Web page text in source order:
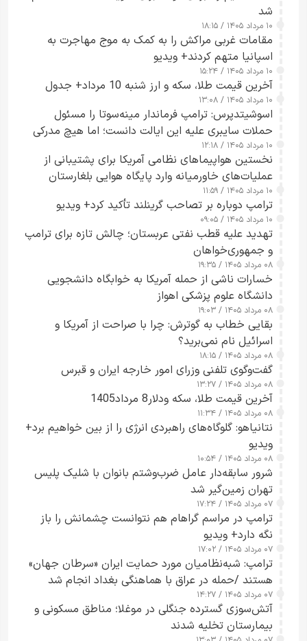
شد
۱۰ مرداد ۱۴۰۵ / ۱۸:۱۵
مقامات غربی مراکش را به کمک به موج مهاجرت به
اسپانیا متهم کردند+ ویدیو
۱۰ مرداد ۱۴۰۵ / ۱۵:۲۴
آخرین قیمت طلا، سکه و ارز شنبه 10 مرداد+ جدول
۱۰ مرداد ۱۴۰۵ / ۱۳:۰۸
اسوشیتدپرس: ترامپ فرماندار مینه‌سوتا را مسئول
حملات سایبری علیه این ایالت دانست؛ اما هیچ مدرکی
ارائه نکرد
۱۰ مرداد ۱۴۰۵ / ۱۲:۱۸
نخستین هواپیماهای نظامی آمریکا برای پشتیبانی از
عملیات‌های خاورمیانه وارد پایگاه هوایی بلغارستان
شدند
۱۰ مرداد ۱۴۰۵ / ۱۱:۵۹
ترامپ دوباره بر تصاحب گرینلند تأکید کرد+ ویدیو
۱۰ مرداد ۱۴۰۵ / ۰۹:۰۵
تهدید علیه قطب نفتی عربستان؛ چالش تازه برای ترامپ
و جمهوری‌خواهان
۰۸ مرداد ۱۴۰۵ / ۱۹:۳۵
خسارات ناشی از حمله آمریکا به خوابگاه دانشجویی
دانشگاه علوم پزشکی اهواز
۰۸ مرداد ۱۴۰۵ / ۱۹:۰۳
بقایی خطاب به گوترش: چرا با صراحت از آمریکا و
اسرائیل نام نمی‌برید؟
۰۸ مرداد ۱۴۰۵ / ۱۸:۱۵
گفت‌وگوی تلفنی وزرای امور خارجه ایران و قبرس
۰۸ مرداد ۱۴۰۵ / ۱۳:۲۷
آخرین قیمت طلا، سکه ودلار8 مرداد1405
۰۸ مرداد ۱۴۰۵ / ۱۱:۳۴
نتانیاهو: گلوگاه‌های راهبردی انرژی را از بین خواهیم برد+
ویدیو
۰۸ مرداد ۱۴۰۵ / ۱۰:۵۴
شرور سابقه‌دار عامل ضرب‌وشتم بانوان با شلیک پلیس
تهران زمین‌گیر شد
۰۷ مرداد ۱۴۰۵ / ۱۷:۲۴
ترامپ در مراسم گراهام هم نتوانست چشمانش را باز
نگه دارد+ ویدیو
۰۷ مرداد ۱۴۰۵ / ۱۷:۰۲
ترامپ: شبه‌نظامیان مورد حمایت ایران «سرطان جهان»
هستند /حمله در عراق با هماهنگی بغداد انجام شد
۰۷ مرداد ۱۴۰۵ / ۱۴:۲۷
آتش‌سوزی گسترده جنگلی در موغلا؛ مناطق مسکونی و
بیمارستان تخلیه شدند